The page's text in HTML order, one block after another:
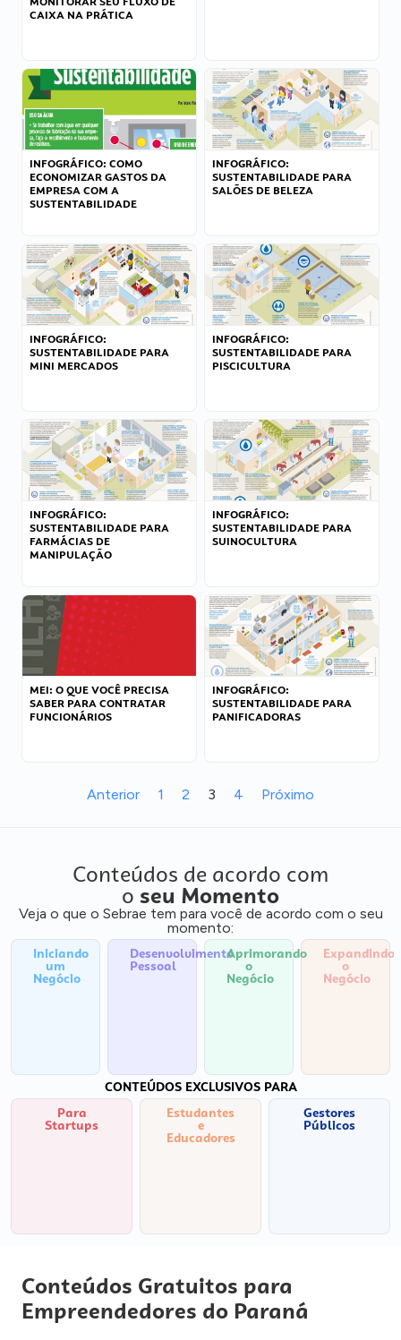
CAIXA NA PRÁTICA
INFOGRÁFICO: COMO
ECONOMIZAR GASTOS DA
EMPRESA COM A
SUSTENTABILIDADE
INFOGRÁFICO:
SUSTENTABILIDADE PARA
SALÕES DE BELEZA
INFOGRÁFICO:
SUSTENTABILIDADE PARA
MINI MERCADOS
INFOGRÁFICO:
SUSTENTABILIDADE PARA
PISCICULTURA
INFOGRÁFICO:
SUSTENTABILIDADE PARA
FARMÁCIAS DE
MANIPULAÇÃO
INFOGRÁFICO:
SUSTENTABILIDADE PARA
SUINOCULTURA
MEI: O QUE VOCÊ PRECISA
SABER PARA CONTRATAR
FUNCIONÁRIOS
INFOGRÁFICO:
SUSTENTABILIDADE PARA
PANIFICADORAS
Anterior 1 2 3 4 Próximo
Conteúdos de acordo com
o seu Momento
Veja o que o Sebrae tem para você de acordo com o seu
momento:
Iniciando
um
Negócio
Desenvolvimento
Pessoal
Aprimorando
o
Negócio
Expandindo
o
Negócio
CONTEÚDOS EXCLUSIVOS PARA
Para
Startups
Estudantes
e
Educadores
Gestores
Públicos
Conteúdos Gratuitos para
Empreendedores do Paraná